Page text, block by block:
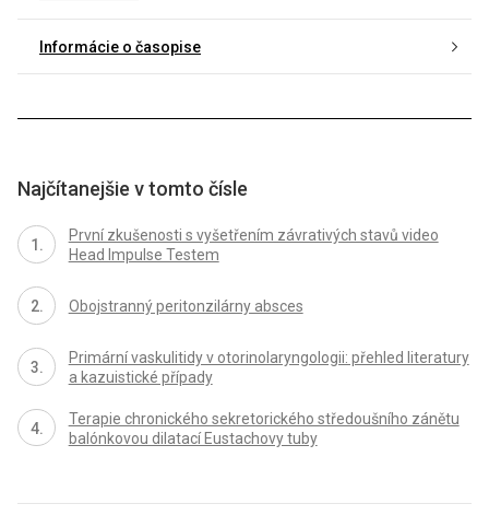
Informácie o časopise
Najčítanejšie v tomto čísle
První zkušenosti s vyšetřením závrativých stavů video
Head Impulse Testem
Obojstranný peritonzilárny absces
Primární vaskulitidy v otorinolaryngologii: přehled literatury
a kazuistické případy
Terapie chronického sekretorického středoušního zánětu
balónkovou dilatací Eustachovy tuby